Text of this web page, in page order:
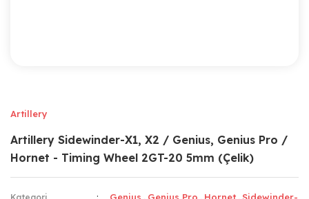
Artillery
Artillery Sidewinder-X1, X2 / Genius, Genius Pro /
Hornet - Timing Wheel 2GT-20 5mm (Çelik)